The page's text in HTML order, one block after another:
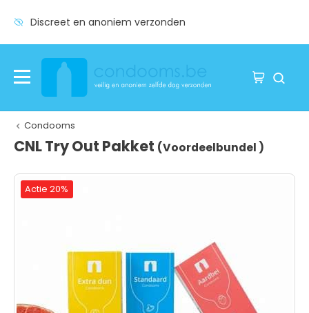
Discreet en anoniem verzonden
Condooms
CNL Try Out Pakket (Voordeelbundel )
Actie 20%